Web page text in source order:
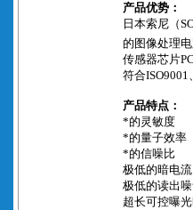
产品优势：
日本索尼（
的图像处理
传感器芯片
符合ISO9001
产品特点：
*的灵敏度
*的量子效率
*的信噪比
极低的暗电流
极低的读出
超长可控曝